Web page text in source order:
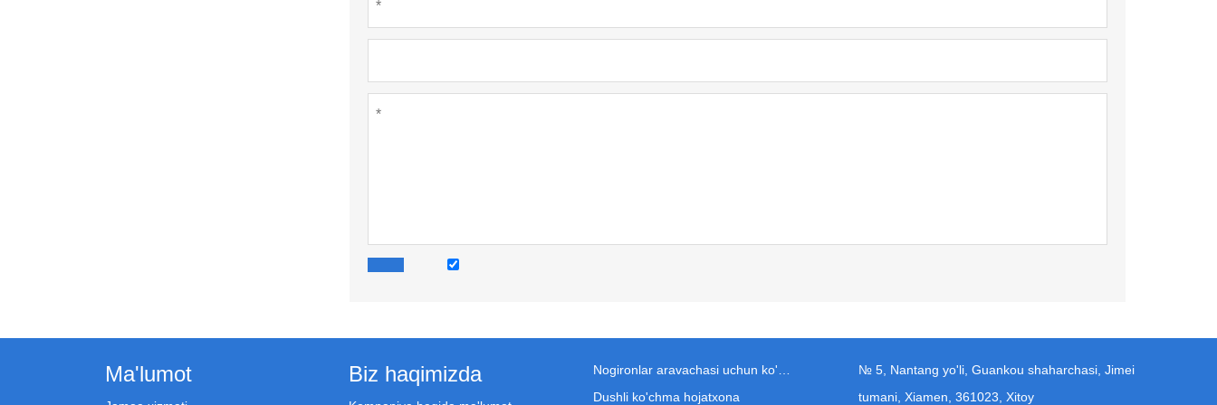
№ 5, Nantang yo'li, Guankou shaharchasi, Jimei
tumani, Xiamen, 361023, Xitoy
Ma'lumot Biz haqimizda
Dushli ko'chma hojatxona